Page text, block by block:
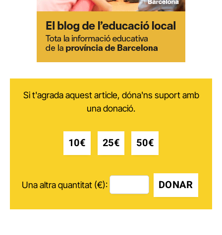
Si t'agrada aquest article, dóna'ns suport amb
una donació.
10€ 25€ 50€
Una altra quantitat (€): DONAR